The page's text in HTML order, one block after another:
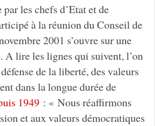
les chefs d’Etat et de
à la réunion du Conseil de
2001 s’ouvre sur une
A lire les lignes qui suivent, l’on
de la liberté, des valeurs
dans la longue durée de
1949: « Nous réaffirmons
et aux valeurs démocratiques